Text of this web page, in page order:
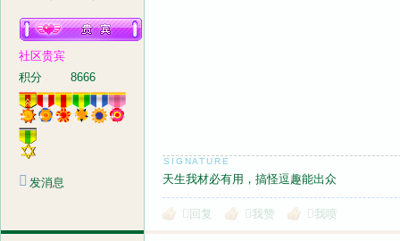
社区贵宾
积分
8666
发消息 天生我材必有用，搞怪逗趣能出众
回复 我赞 我喷